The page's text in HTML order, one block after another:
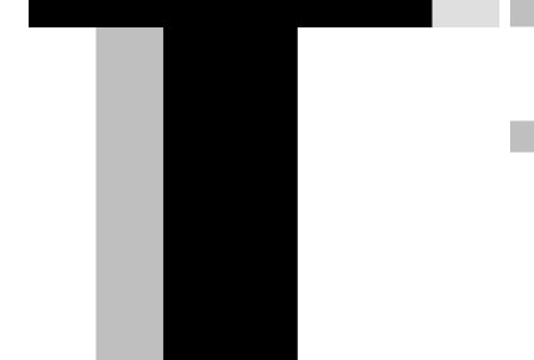
εξοπλισμό. Η τιμή της ανακοινώθηκε